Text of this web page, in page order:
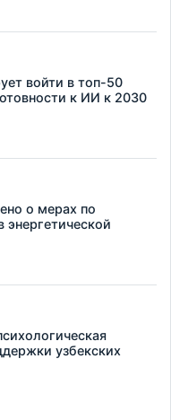
войти в топ-50
к ИИ к 2030
о мерах по
энергетической
узбекских